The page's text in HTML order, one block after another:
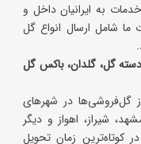
به ایرانیان داخل و
شامل ارسال انواع گل
گل، گلدان، باکس گل
گل‌فروشی‌ها در شهرهای
شیراز، اهواز و دیگر
کوتاه‌ترین زمان تحویل